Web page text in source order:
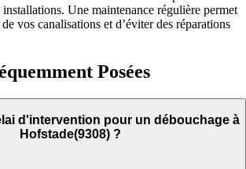
Une maintenance régulière permet
vos canalisations et d’éviter des réparations
Posées
d'intervention pour un débouchage à
Hofstade(9308) ?